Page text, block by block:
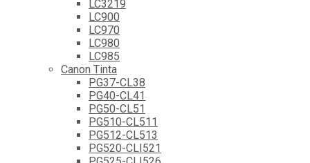
LC3219
LC900
LC970
LC980
LC985
Canon Tinta
PG37-CL38
PG40-CL41
PG50-CL51
PG510-CL511
PG512-CL513
PG520-CLI521